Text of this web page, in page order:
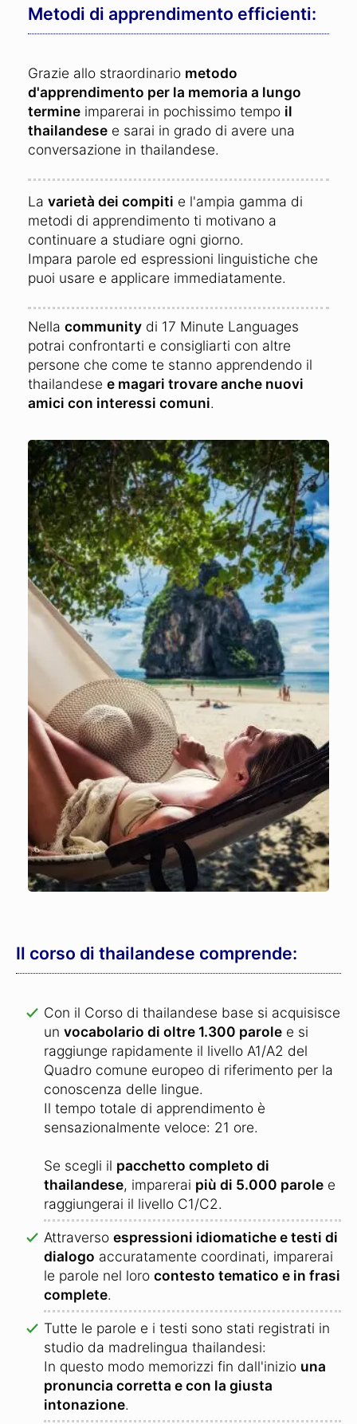
Metodi di apprendimento efficienti:
Grazie allo straordinario metodo
d'apprendimento per la memoria a lungo
termine imparerai in pochissimo tempo il
thailandese e sarai in grado di avere una
conversazione in thailandese.
La varietà dei compiti e l'ampia gamma di
metodi di apprendimento ti motivano a
continuare a studiare ogni giorno.
Impara parole ed espressioni linguistiche che
puoi usare e applicare immediatamente.
Nella community di 17 Minute Languages
potrai confrontarti e consigliarti con altre
persone che come te stanno apprendendo il
thailandese e magari trovare anche nuovi
amici con interessi comuni.
Il corso di thailandese comprende:
Con il Corso di thailandese base si acquisisce
un vocabolario di oltre 1.300 parole e si
raggiunge rapidamente il livello A1/A2 del
Quadro comune europeo di riferimento per la
conoscenza delle lingue.
Il tempo totale di apprendimento è
sensazionalmente veloce: 21 ore.
Se scegli il pacchetto completo di
thailandese, imparerai più di 5.000 parole e
raggiungerai il livello C1/C2.
Attraverso espressioni idiomatiche e testi di
dialogo accuratamente coordinati, imparerai
le parole nel loro contesto tematico e in frasi
complete.
Tutte le parole e i testi sono stati registrati in
studio da madrelingua thailandesi:
In questo modo memorizzi fin dall'inizio una
pronuncia corretta e con la giusta
intonazione.